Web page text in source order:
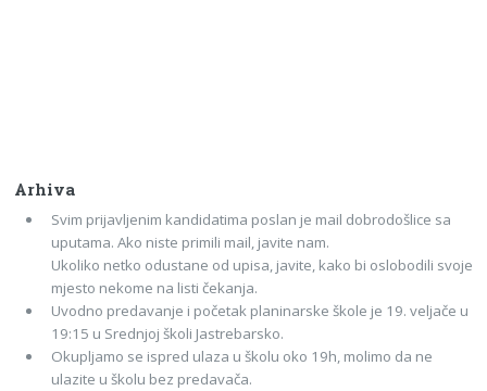
Arhiva
Svim prijavljenim kandidatima poslan je mail dobrodošlice sa
uputama. Ako niste primili mail, javite nam.
Ukoliko netko odustane od upisa, javite, kako bi oslobodili svoje
mjesto nekome na listi čekanja.
Uvodno predavanje i početak planinarske škole je 19. veljače u
19:15 u Srednjoj školi Jastrebarsko.
Okupljamo se ispred ulaza u školu oko 19h, molimo da ne
ulazite u školu bez predavača.